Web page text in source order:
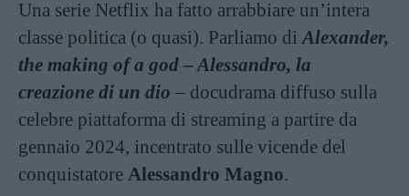
Una serie Netflix ha fatto arrabbiare un’intera
classe politica (o quasi). Parliamo diAlexander,
the making of a god – Alessandro, la
creazione di un dio – docudrama diffuso sulla
celebre piattaforma di streaming a partire da
gennaio 2024, incentrato sulle vicende del
conquistatore Alessandro Magno.